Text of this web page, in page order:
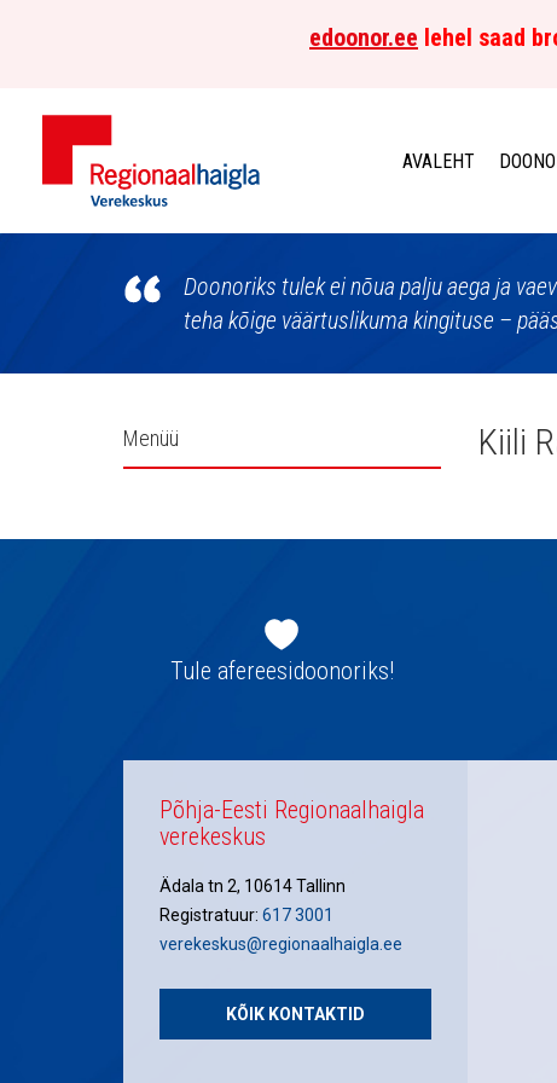
edoonor.ee lehel saad
Põhja-
AVALEHT
Doonoriks tulek ei nõua palju aega ja
teha kõige väärtuslikuma kingituse –
Külgpaani
Menüü Kiili
navigatsioonTule afereesidoonoriks!
Põhja-Eesti Regionaalhaigla
verekeskus
Ädala tn 2, 10614 Tallinn
Registratuur: 617 3001
verekeskus@regionaalhaigla.ee
KÕIK KONTAKTID